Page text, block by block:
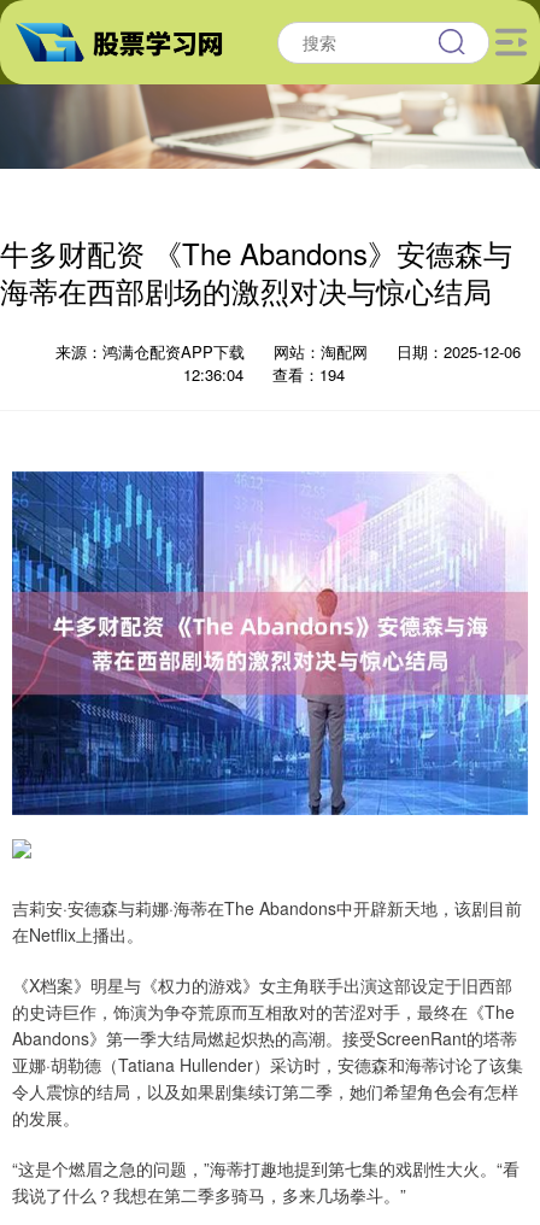
牛多财配资 《The Abandons》安德森与
海蒂在西部剧场的激烈对决与惊心结局
来源：鸿满仓配资APP下载 网站：淘配网
日期：2025-12-06
12:36:04
查看：194
吉莉安·安德森与莉娜·海蒂在The Abandons中开辟新天地，该剧目前
在Netflix上播出。
《X档案》明星与《权力的游戏》女主角联手出演这部设定于旧西部
的史诗巨作，饰演为争夺荒原而互相敌对的苦涩对手，最终在《The
Abandons》第一季大结局燃起炽热的高潮。接受ScreenRant的塔蒂
亚娜·胡勒德（Tatiana Hullender）采访时，安德森和海蒂讨论了该集
令人震惊的结局，以及如果剧集续订第二季，她们希望角色会有怎样
的发展。
“这是个燃眉之急的问题，”海蒂打趣地提到第七集的戏剧性大火。“看
我说了什么？我想在第二季多骑马，多来几场拳斗。”